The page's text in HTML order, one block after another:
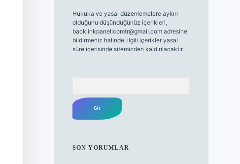
Hukuka ve yasal düzenlemelere aykırı
olduğunu düşündüğünüz içerikleri,
backlinkpanelicomtr@gmail.comadresine
bildirmeniz halinde, ilgili içerikler yasal
süre içerisinde sitemizden kaldırılacaktır.
SON YORUMLAR